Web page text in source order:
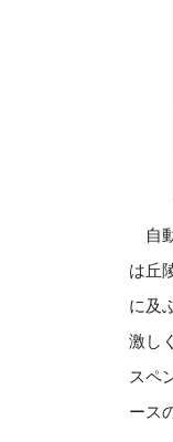
自
は丘
に及
激し
スペ
ース